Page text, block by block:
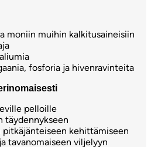
moniin muihin kalkitusaineisiin
fosforia ja hivenravinteita
pelloille
täydennykseen
pitkäjänteiseen kehittämiseen
tavanomaiseen viljelyyn